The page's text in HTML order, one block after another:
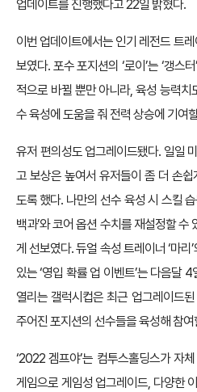
업데이트를 진행했다고 22일 밝혔다.
이번 업데이트에서는 인기 레전드 트레
보였다. 포수 포지션의 ‘로이’는 ‘갱스
적으로 바뀔 뿐만 아니라, 육성 능력
수 육성에 도움을 줘 전력 상승에 기여
유저 편의성도 업그레이드됐다. 일일
고 보상은 높여서 유저들이 좀 더 손
도록 했다. 나만의 선수 육성 시 스킬
백과’와 코어 옵션 수치를 재설정할 수
게 선보였다. 듀얼 속성 트레이너 ‘마리
있는 ‘영입 확률 업 이벤트’는 다음달
열리는 갤럭시컵은 최근 업그레이드된
주어진 포지션의 선수들을 육성해 참여
‘2022 겜프야’는 컴투스홀딩스가 자
게임으로 게임성 업그레이드, 다양한